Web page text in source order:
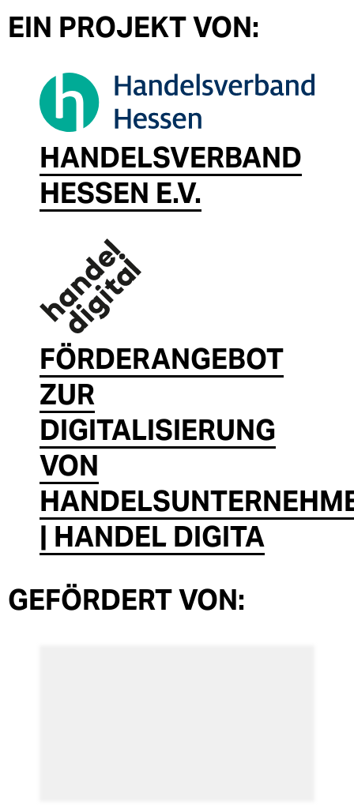
EIN PROJEKT VON:
HANDELSVERBAND
HESSEN E.V.
FÖRDERANGEBOT
ZUR
DIGITALISIERUNG
VON
| HANDEL DIGITA
GEFÖRDERT VON: